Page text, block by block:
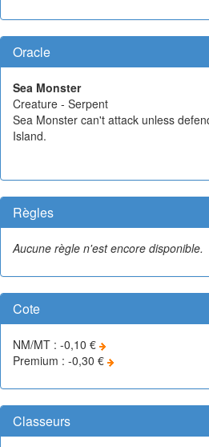
Oracle
Sea Monster
Creature - Serpent
Sea Monster can't attack unless
Island.
Règles
Aucune règle n'est encore disponible.
Cote
NM/MT : -0,10 €
Premium : -0,30 €
Classeurs